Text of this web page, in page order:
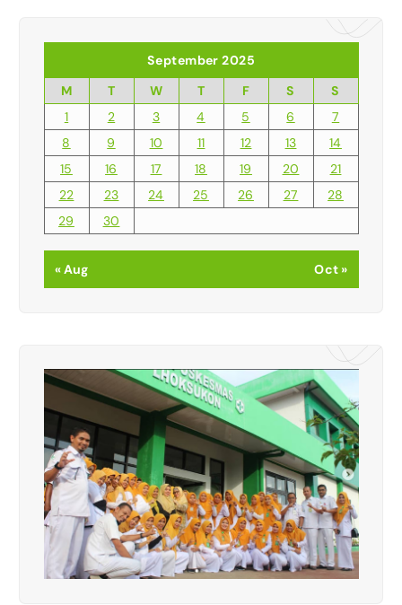
September 2025
M
T W T F S
S
1
2 3 4 5 6
7
8
9 10 11 12 13
14
15
16 17 18 19 20
21
22
23 24 25 26 27
28
29
30
« Aug Oct »